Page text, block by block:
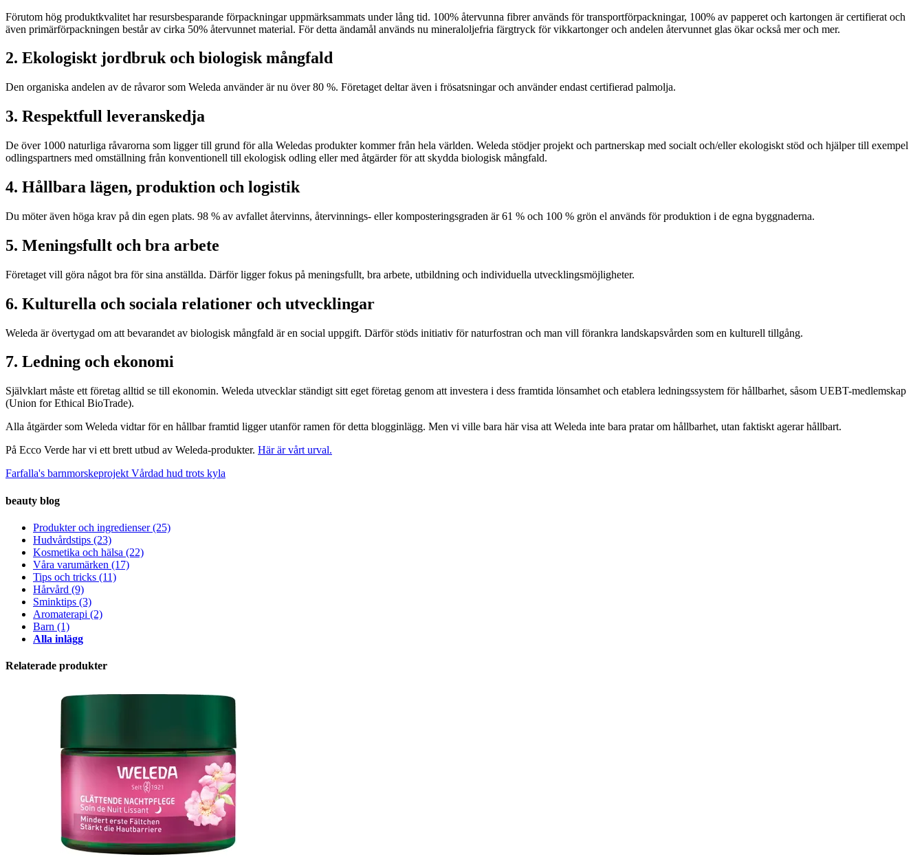
Förutom hög produktkvalitet har resursbesparande förpackningar uppmärksammats under lång tid. 100% återvunna fibrer används för transportförpackningar, 100% av papperet och kartongen är certifierat och
även primärförpackningen består av cirka 50% återvunnet material. För detta ändamål används nu mineraloljefria färgtryck för vikkartonger och andelen återvunnet glas ökar också mer och mer.
2. Ekologiskt jordbruk och biologisk mångfald
Den organiska andelen av de råvaror som Weleda använder är nu över 80 %. Företaget deltar även i frösatsningar och använder endast certifierad palmolja.
3. Respektfull leveranskedja
De över 1000 naturliga råvarorna som ligger till grund för alla Weledas produkter kommer från hela världen. Weleda stödjer projekt och partnerskap med socialt och/eller ekologiskt stöd och hjälper till exempel
odlingspartners med omställning från konventionell till ekologisk odling eller med åtgärder för att skydda biologisk mångfald.
4. Hållbara lägen, produktion och logistik
Du möter även höga krav på din egen plats. 98 % av avfallet återvinns, återvinnings- eller komposteringsgraden är 61 % och 100 % grön el används för produktion i de egna byggnaderna.
5. Meningsfullt och bra arbete
Företaget vill göra något bra för sina anställda. Därför ligger fokus på meningsfullt, bra arbete, utbildning och individuella utvecklingsmöjligheter.
6. Kulturella och sociala relationer och utvecklingar
Weleda är övertygad om att bevarandet av biologisk mångfald är en social uppgift. Därför stöds initiativ för naturfostran och man vill förankra landskapsvården som en kulturell tillgång.
7. Ledning och ekonomi
Självklart måste ett företag alltid se till ekonomin. Weleda utvecklar ständigt sitt eget företag genom att investera i dess framtida lönsamhet och etablera ledningssystem för hållbarhet, såsom UEBT-medlemskap
(Union for Ethical BioTrade).
Alla åtgärder som Weleda vidtar för en hållbar framtid ligger utanför ramen för detta blogginlägg. Men vi ville bara här visa att Weleda inte bara pratar om hållbarhet, utan faktiskt agerar hållbart.
På Ecco Verde har vi ett brett utbud av Weleda-produkter. Här är vårt urval.
Farfalla's barnmorskeprojekt Vårdad hud trots kyla
beauty blog
Produkter och ingredienser(25)
Hudvårdstips (23)
Kosmetika och hälsa (22)
Våra varumärken (17)
Tips och tricks (11)
Hårvård (9)
Sminktips (3)
Aromaterapi (2)
Barn (1)
Alla inlägg
Relaterade produkter